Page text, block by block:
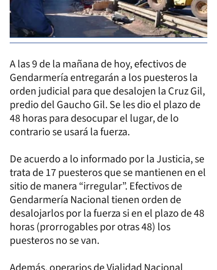
A las 9 de la mañana de hoy, efectivos de
Gendarmería entregarán a los puesteros la
orden judicial para que desalojen la Cruz Gil,
predio del Gaucho Gil. Se les dio el plazo de
48 horas para desocupar el lugar, de lo
contrario se usará la fuerza.
De acuerdo a lo informado por la Justicia, se
trata de 17 puesteros que se mantienen en el
sitio de manera “irregular”. Efectivos de
Gendarmería Nacional tienen orden de
desalojarlos por la fuerza si en el plazo de 48
horas (prorrogables por otras 48) los
puesteros no se van.